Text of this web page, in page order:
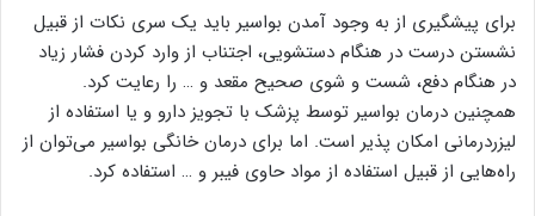
برای پیشگیری از به وجود آمدن بواسیر باید یک سری نکات از قبیل
نشستن درست در هنگام دستشویی، اجتناب از وارد کردن فشار زیاد
در هنگام دفع، شست و شوی صحیح مقعد و … را رعایت کرد.
همچنین درمان بواسیر توسط پزشک با تجویز دارو و یا استفاده از
لیزردرمانی امکان پذیر است. اما برای درمان خانگی بواسیر می‌توان از
راه‌هایی از قبیل استفاده از مواد حاوی فیبر و … استفاده کرد.